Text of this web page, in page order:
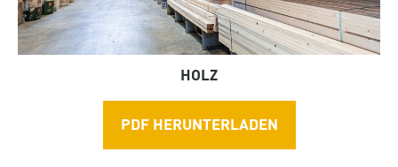
HOLZ
PDF HERUNTERLADEN